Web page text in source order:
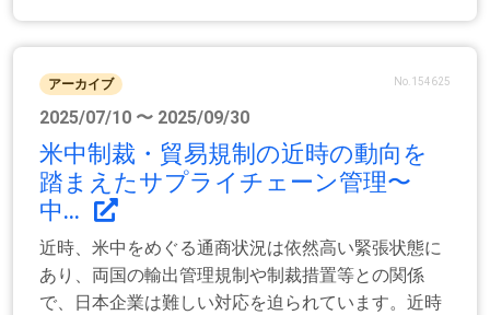
アーカイブ No.154625
2025/07/10 〜 2025/09/30
米中制裁・貿易規制の近時の動向を
踏まえたサプライチェーン管理〜
中...
近時、米中をめぐる通商状況は依然高い緊張状態に
あり、両国の輸出管理規制や制裁措置等との関係
で、日本企業は難しい対応を迫られています。近時